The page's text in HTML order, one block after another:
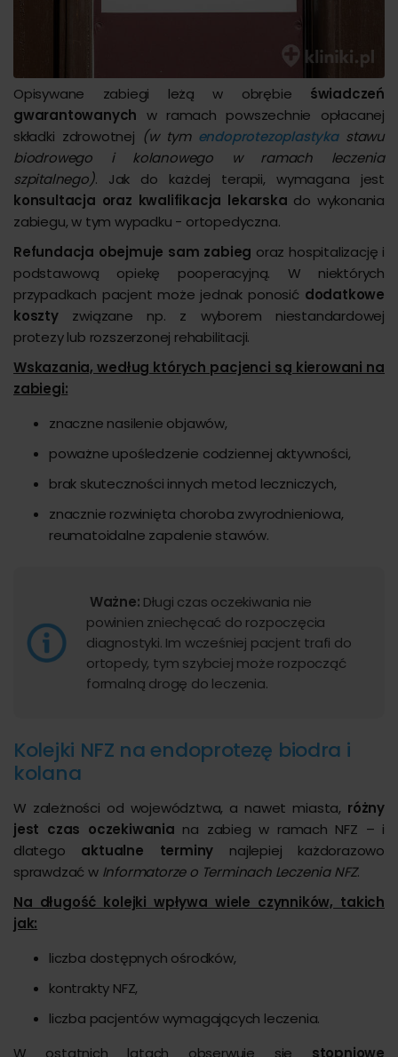
Opisywane zabiegi leżą w obrębie świadczeń
gwarantowanych w ramach powszechnie opłacanej
składki zdrowotnej (w tym endoprotezoplastyka stawu
biodrowego i kolanowego w ramach leczenia
szpitalnego). Jak do każdej terapii, wymagana jest
konsultacja oraz kwalifikacja lekarska do wykonania
zabiegu, w tym wypadku - ortopedyczna.
Refundacja obejmuje sam zabieg oraz hospitalizację i
podstawową opiekę pooperacyjną. W niektórych
przypadkach pacjent może jednak ponosić dodatkowe
kosztyzwiązane np. z wyborem niestandardowej
protezy lub rozszerzonej rehabilitacji.
Wskazania, według których pacjenci są kierowani na
zabiegi:
znaczne nasilenie objawów,
poważne upośledzenie codziennej aktywności,
brak skuteczności innych metod leczniczych,
znacznie rozwinięta choroba zwyrodnieniowa,
reumatoidalne zapalenie stawów.
Ważne: Długi czas oczekiwania nie
powinien zniechęcać do rozpoczęcia
diagnostyki. Im wcześniej pacjent trafi do
ortopedy, tym szybciej może rozpocząć
formalną drogę do leczenia.
Kolejki NFZ na endoprotezę biodra i
kolana
W zależności od województwa, a nawet miasta, różny
jest czas oczekiwania na zabieg w ramach NFZ – i
dlatego aktualne terminy najlepiej każdorazowo
sprawdzać w Informatorze o Terminach Leczenia NFZ.
Na długość kolejki wpływa wiele czynników, takich
jak:
liczba dostępnych ośrodków,
kontrakty NFZ,
liczba pacjentów wymagających leczenia.